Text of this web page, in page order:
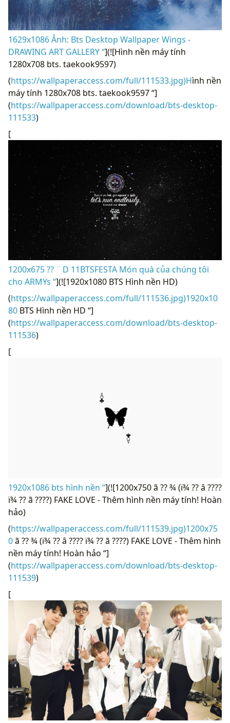
1629x1086 Ảnh: Bts Desktop Wallpaper Wings -
DRAWING ART GALLERY “](![Hình nền máy tính
1280x708 bts. taekook9597)
(https://wallpaperaccess.com/full/111533.jpg)Hình nền
máy tính 1280x708 bts. taekook9597 “]
(https://wallpaperaccess.com/download/bts-desktop-
111533)
[
1200x675 ?? ¨ D 11BTSFESTA Món quà của chúng tôi
cho ARMYs “](![1920x1080 BTS Hình nền HD)
(https://wallpaperaccess.com/full/111536.jpg)1920x10
80 BTS Hình nền HD “]
(https://wallpaperaccess.com/download/bts-desktop-
111536)
[
1920x1086 bts hình nền “](![1200x750 ã ?? ¾ (ï¾ ?? â ????
ï¾ ?? ã ????) FAKE LOVE - Thêm hình nền máy tính! Hoàn
hảo)
(https://wallpaperaccess.com/full/111539.jpg)1200x75
0ã ?? ¾ (ï¾ ?? â ???? ï¾ ?? ã ????) FAKE LOVE - Thêm hình
nền máy tính! Hoàn hảo “]
(https://wallpaperaccess.com/download/bts-desktop-
111539)
[